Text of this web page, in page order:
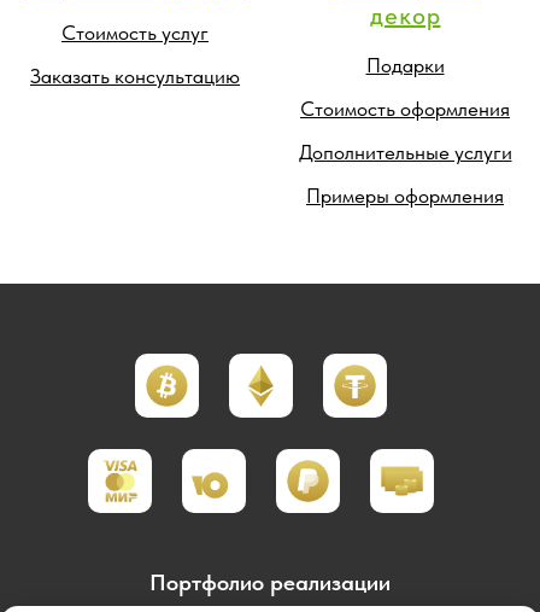
Стоимость услуг
Заказать консультацию
декор
Подарки
Стоимость оформления
Дополнительные услуги
Примеры оформления
Портфолио реализации